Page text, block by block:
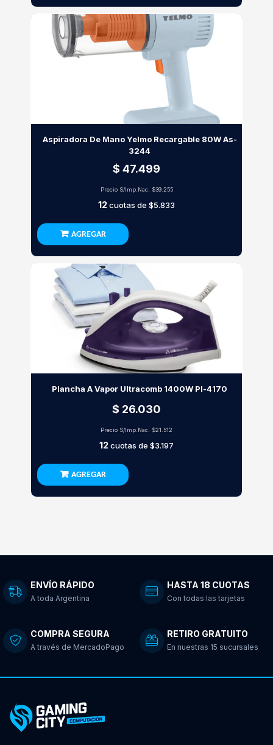
Aspiradora De Mano Yelmo Recargable 80W As-
3244
$ 47.499
Precio S/Imp.Nac. $39.255
12cuotas de $5.833
AGREGAR
Plancha A Vapor Ultracomb 1400W Pl-4170
$ 26.030
Precio S/Imp.Nac. $21.512
12cuotas de $3.197
AGREGAR
ENVÍO RÁPIDO
A toda Argentina
HASTA 18 CUOTAS
Con todas las tarjetas
COMPRA SEGURA
A través de MercadoPago
RETIRO GRATUITO
En nuestras 15 sucursales